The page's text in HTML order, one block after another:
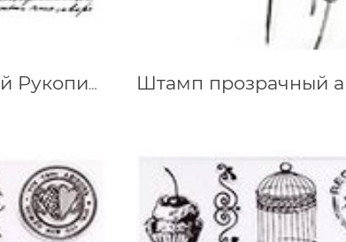
Штамп прозрачный Рукопись